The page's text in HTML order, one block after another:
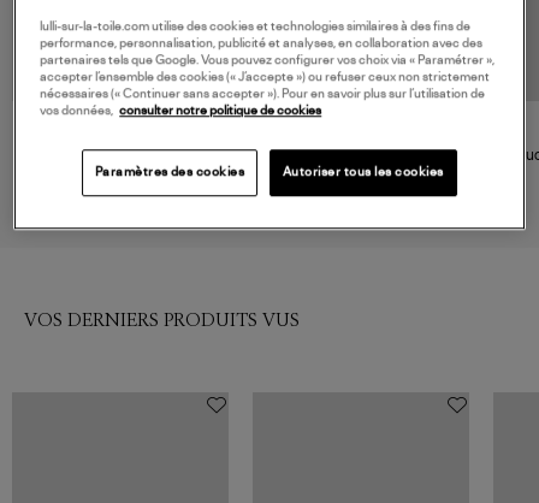
1 050,00 €
Boucles d'oreilles Puce
Diamants Or
1 100,00 €
Boucle d'oreille Bouton Victoria
Or Blanc Diamants (vendue à
VOS DERNIERS PRODUITS VUS
lulli-sur-la-toile.com utilise des cookies et technologies similaires à des fins de
performance, personnalisation, publicité et analyses, en collaboration avec des
partenaires tels que Google. Vous pouvez configurer vos choix via « Paramétrer »,
accepter l’ensemble des cookies (« J’accepte ») ou refuser ceux non strictement
nécessaires (« Continuer sans accepter »). Pour en savoir plus sur l’utilisation de
vos données,
consulter notre politique de cookies
Paramètres des cookies Autoriser tous les cookies